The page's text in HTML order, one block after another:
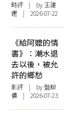
時評 | by 王建
鏗 | 2026-07-22
《給阿嬤的情
書》：潮水退
去以後，被允
許的鄉愁
影評 | by 盤柳
儂 | 2026-07-23